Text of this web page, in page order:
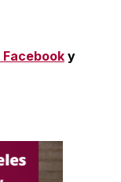
Facebook y